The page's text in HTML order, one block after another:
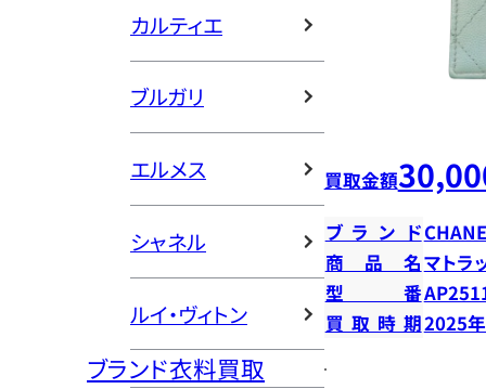
カルティエ
ブルガリ
エルメス
シャネル
ルイ・ヴィトン
ブランド衣料買取
買取金額
ブランド
商品名マトラ
型番
買取時期2025